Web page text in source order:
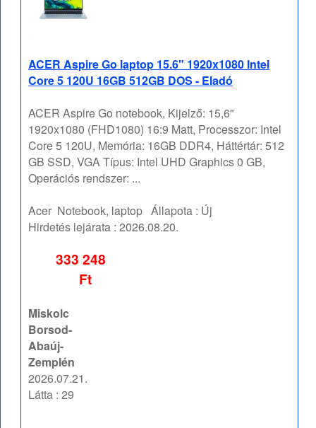
ACER Aspire Go laptop 15.6" 1920x1080 Intel
Core 5 120U 16GB 512GB DOS - Eladó
ACER Aspire Go notebook, Kijelző: 15,6"
1920x1080 (FHD1080) 16:9 Matt, Processzor: Intel
Core 5 120U, Memória: 16GB DDR4, Háttértár: 512
GB SSD, VGA Típus: Intel UHD Graphics 0 GB,
Operációs rendszer: ...
Acer Notebook, laptop Állapota : Új
Hirdetés lejárata :2026.08.20.
333 248
Ft
Miskolc
Borsod-
Abaúj-
Zemplén
2026.07.21.
Látta : 29